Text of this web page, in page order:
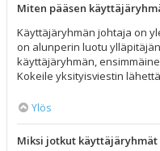
Miten pääsen
Käyttäjäryhmän johtaja on
on alunperin luotu
käyttäjäryhmän,
Kokeile yksityisviestin
Ylös
Miksi jotkut